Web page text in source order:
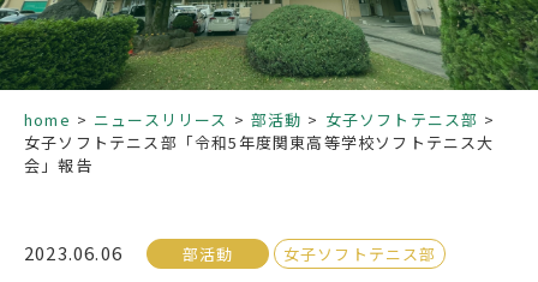
部活動
進路指導
受検生の方へ
home ニュースリリース 部活動
女子ソフトテニス部
女子ソフトテニス部「令和5年度関東高等学校ソフトテニス大
会」報告
2023.06.06 部活動 女子ソフトテニス部